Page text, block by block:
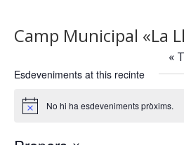
Camp Municipal «La
«
Esdeveniments at this recinte
Avís No hi ha esdeveniments pròxims.